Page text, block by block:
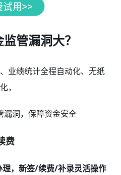
管漏洞大？
业绩统计全程自动化、无纸
化，
漏洞，保障资金安全
费
，新签/续费/补录灵活操作